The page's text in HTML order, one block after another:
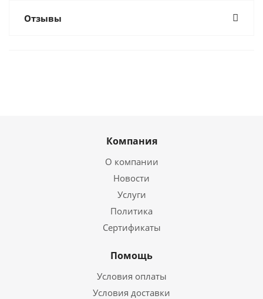
Отзывы
Компания
О компании
Новости
Услуги
Политика
Сертификаты
Помощь
Условия оплаты
Условия доставки